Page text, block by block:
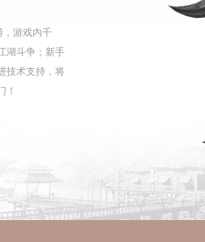
，游戏内千
湖斗争；新手
技术支持，将
！